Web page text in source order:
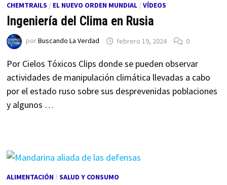
CHEMTRAILS / EL NUEVO ORDEN MUNDIAL/ VÍDEOS
Ingeniería del Clima en Rusia
porBuscando La Verdad febrero 19, 2024 0
Por Cielos Tóxicos Clips donde se pueden observar
actividades de manipulación climática llevadas a cabo
por el estado ruso sobre sus desprevenidas poblaciones
y algunos …
ALIMENTACIÓN/ SALUD Y CONSUMO